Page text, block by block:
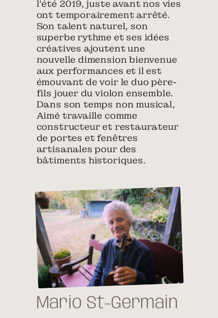
l’été 2019, juste avant nos vies
ont temporairement arrêté.
Son talent naturel, son
superbe rythme et ses idées
créatives ajoutent une
nouvelle dimension bienvenue
aux performances et il est
émouvant de voir le duo père-
fils jouer du violon ensemble.
Dans son temps non musical,
Aimé travaille comme
constructeur et restaurateur
de portes et fenêtres
artisanales pour des
bâtiments historiques.
Mario St-Germain